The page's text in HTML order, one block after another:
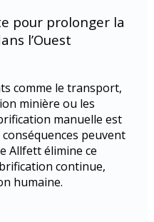
pour prolonger la
l’Ouest
comme le transport,
minière ou les
manuelle est
peuvent
Allfett élimine ce
continue,
humaine.